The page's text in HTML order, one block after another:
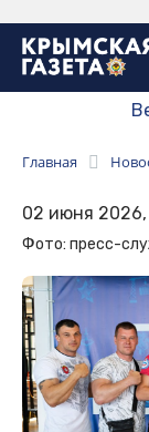
Главная
02 июня 2026,
Фото: пресс-